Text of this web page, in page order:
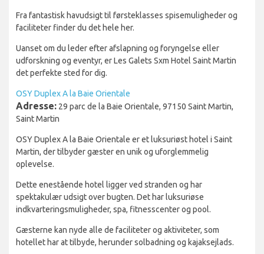
Fra fantastisk havudsigt til førsteklasses spisemuligheder og
faciliteter finder du det hele her.
Uanset om du leder efter afslapning og foryngelse eller
udforskning og eventyr, er Les Galets Sxm Hotel Saint Martin
det perfekte sted for dig.
OSY Duplex A la Baie Orientale
Adresse: 29 parc de la Baie Orientale, 97150 Saint Martin,
Saint Martin
OSY Duplex A la Baie Orientale er et luksuriøst hotel i Saint
Martin, der tilbyder gæster en unik og uforglemmelig
oplevelse.
Dette enestående hotel ligger ved stranden og har
spektakulær udsigt over bugten. Det har luksuriøse
indkvarteringsmuligheder, spa, fitnesscenter og pool.
Gæsterne kan nyde alle de faciliteter og aktiviteter, som
hotellet har at tilbyde, herunder solbadning og kajaksejlads.